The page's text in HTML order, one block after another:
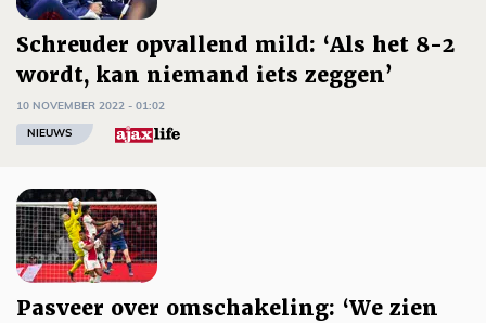
Schreuder opvallend mild: ‘Als het 8-2
wordt, kan niemand iets zeggen’
10 NOVEMBER 2022 - 01:02
NIEUWS
Pasveer over omschakeling: ‘We zien